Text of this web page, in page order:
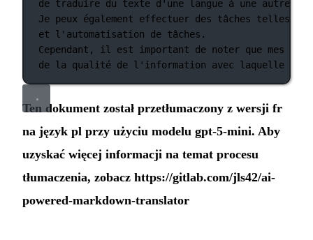
de traduire du texte d'une langue à une autre,
Je peux également effectuer des tâches telles
et l'automatisation
de tâches.
Cependant,
il est important de noter que mes
de la qualité de l'information
avec laquelle
Ten dokument został przetłumaczony z wersji fr
na język pl przy użyciu modelu gpt-5-mini. Aby
uzyskać więcej informacji na temat procesu
tłumaczenia, zobacz https://gitlab.com/jls42/ai-
powered-markdown-translator